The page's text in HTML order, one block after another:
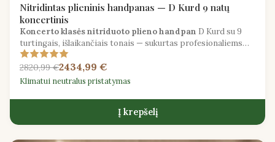
Nitridintas plieninis handpanas — D Kurd 9 natų
koncertinis
Koncerto klasės nitriduoto plieno handpan D Kurd su 9
turtingais, išlaikančiais tonais — sukurtas profesionaliems
atlikėjams ir įrašų menininkams.
2820,99 €2434,99 €
Klimatui neutralus pristatymas
Į krepšelį